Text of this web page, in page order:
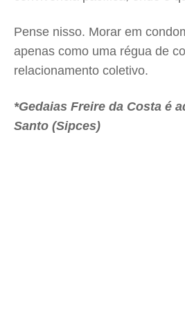
Pense nisso. Morar em
apenas como uma régua de
relacionamento coletivo.
*Gedaias Freire da Costa é
Santo (Sipces)